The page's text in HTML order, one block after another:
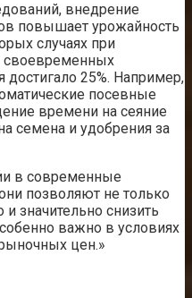
внедрение
повышает урожайность
случаях при
своевременных
25%. Например,
посевные
времени на сеяние
семена и удобрения за
в современные
позволяют не только
значительно снизить
важно в условиях
цен.»